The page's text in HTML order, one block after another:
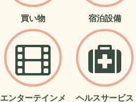
買い物 宿泊設備
エンターテインメ ヘルスサービス